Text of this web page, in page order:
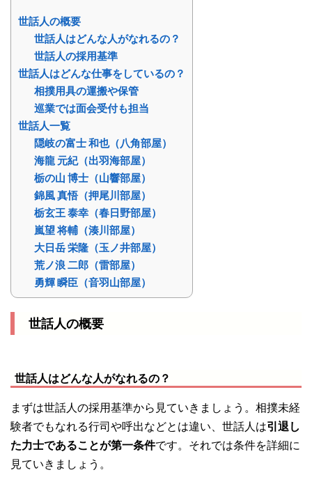
世話人の概要
世話人はどんな人がなれるの？
世話人の採用基準
世話人はどんな仕事をしているの？
相撲用具の運搬や保管
巡業では面会受付も担当
世話人一覧
隠岐の富士 和也（八角部屋）
海龍 元紀（出羽海部屋）
栃の山 博士（山響部屋）
錦風 真悟（押尾川部屋）
栃玄王 泰幸（春日野部屋）
嵐望 将輔（湊川部屋）
大日岳 栄隆（玉ノ井部屋）
荒ノ浪 二郎（雷部屋）
勇輝 瞬臣（音羽山部屋）
世話人の概要
世話人はどんな人がなれるの？
まずは世話人の採用基準から見ていきましょう。相撲未経
験者でもなれる行司や呼出などとは違い、世話人は引退し
た力士であることが第一条件です。それでは条件を詳細に
見ていきましょう。